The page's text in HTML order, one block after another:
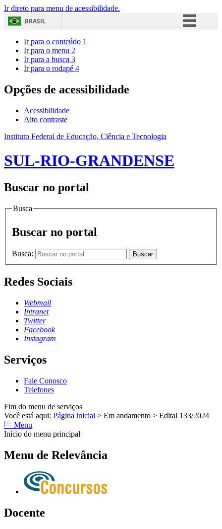
Ir direto para menu de acessibilidade.
BRASIL
Acesso à informação
Ir para o conteúdo 1
Ir para o menu 2
Ir para a busca 3
Ir para o rodapé 4
Opções de acessibilidade
Acessibilidade
Alto contraste
Instituto Federal de Educação, Ciência e Tecnologia
SUL-RIO-GRANDENSE
Buscar no portal
Busca
Buscar no portal
Busca: Buscar
Redes Sociais
Webmail
Intranet
Twitter
Facebook
Instagram
Serviços
Fale Conosco
Telefones
Fim do menu de serviços
Você está aqui: Página inicial > Em andamento > Edital 133/2024
Menu
Início do menu principal
Menu de Relevância
Docente